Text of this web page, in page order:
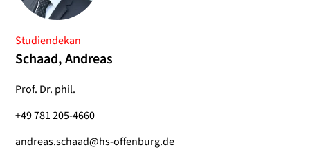
Studiendekan
Schaad, Andreas
Prof. Dr. phil.
+49 781 205-4660
andreas.schaad@hs-offenburg.de